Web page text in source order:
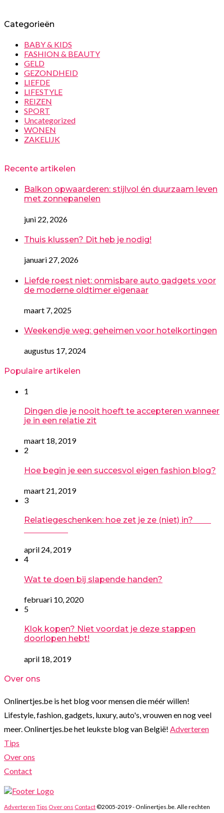
Categorieën
BABY & KIDS
FASHION & BEAUTY
GELD
GEZONDHEID
LIEFDE
LIFESTYLE
REIZEN
SPORT
Uncategorized
WONEN
ZAKELIJK
Recente artikelen
Balkon opwaarderen: stijlvol én duurzaam leven
met zonnepanelen
juni 22, 2026
Thuis klussen? Dit heb je nodig!
januari 27, 2026
Liefde roest niet: onmisbare auto gadgets voor
de moderne oldtimer eigenaar
maart 7, 2025
Weekendje weg: geheimen voor hotelkortingen
augustus 17, 2024
Populaire artikelen
1
Dingen die je nooit hoeft te accepteren wanneer
je in een relatie zit
maart 18, 2019
2
Hoe begin je een succesvol eigen fashion blog?
maart 21, 2019
3
Relatiegeschenken: hoe zet je ze (niet) in?
april 24, 2019
4
Wat te doen bij slapende handen?
februari 10, 2020
5
Klok kopen? Niet voordat je deze stappen
doorlopen hebt!
april 18, 2019
Over ons
Onlinertjes.be is het blog voor mensen die méér willen!
Lifestyle, fashion, gadgets, luxury, auto's, vrouwen en nog veel
meer. Onlinertjes.be het leukste blog van België! Adverteren
Tips
Over ons
Contact
Adverteren Tips Over ons Contact©2005-2019 - Onlinertjes.be. Alle rechten